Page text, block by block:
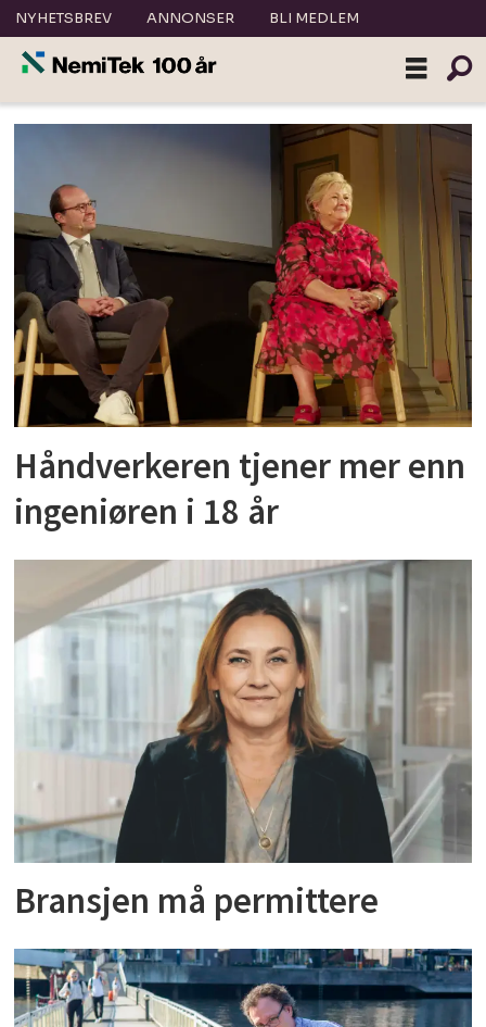
NYHETSBREV ANNONSER BLI MEDLEM
Tag:
bnl
Håndverkeren tjener mer enn
ingeniøren i 18 år
Bransjen må permittere